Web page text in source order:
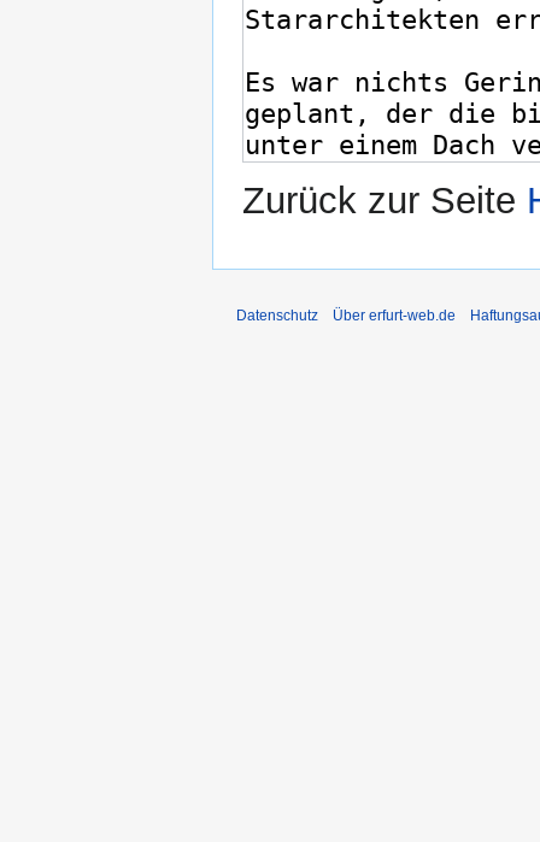
Zurück zur Seite
Datenschutz Über erfurt-web.de